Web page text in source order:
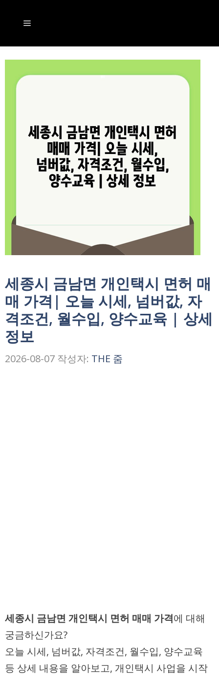
로
메
뉴
세종시 금남면 개인택시 면허 매
매 가격| 오늘 시세, 넘버값, 자
격조건, 월수입, 양수교육 | 상세
정보
2026-08-07 작성자: THE 줌
세종시 금남면 개인택시 면허 매매 가격에 대해
궁금하신가요?
오늘 시세, 넘버값, 자격조건, 월수입, 양수교육
등 상세 내용을 알아보고, 개인택시 사업을 시작